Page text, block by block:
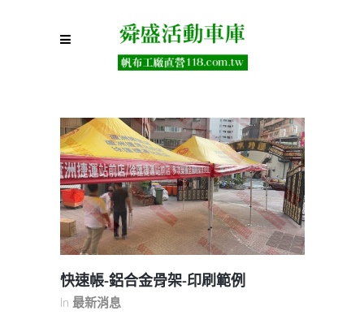
快速帳-鋁合金骨架-印刷範例
In 最新消息